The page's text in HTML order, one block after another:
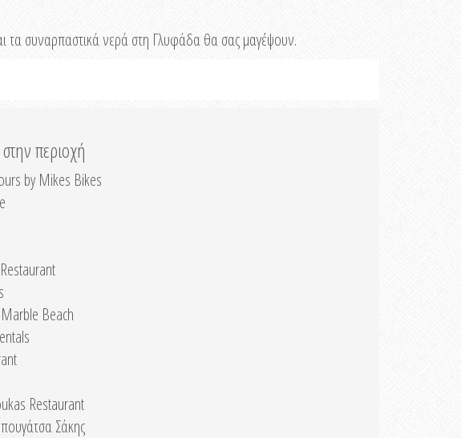
τα συναρπαστικά νερά στη Γλυφάδα θα σας μαγέψουν.
στην περιοχή
by Mikes Bikes
Beach
Restaurant
Σάκης